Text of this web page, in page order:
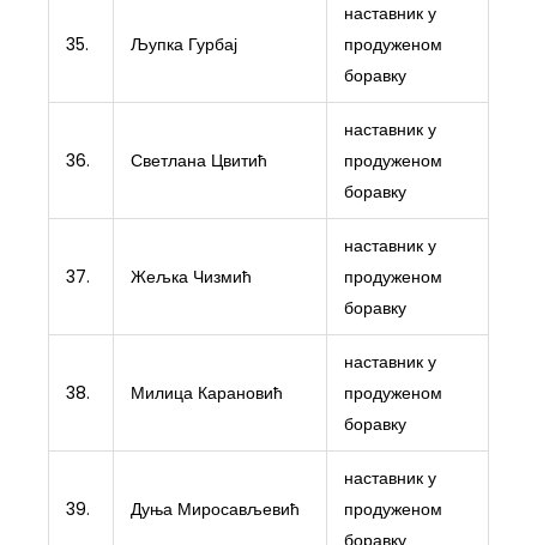
35. Љупка Гурбај
наставник у
продуженом
боравку
36. Светлана Цвитић
наставник у
продуженом
боравку
37. Жељка Чизмић
наставник у
продуженом
боравку
38. Милица Карановић
наставник у
продуженом
боравку
39. Дуња Миросављевић
наставник у
продуженом